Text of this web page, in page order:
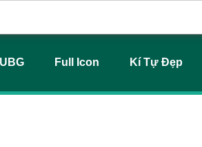
Full Icon Kí Tự Đẹp